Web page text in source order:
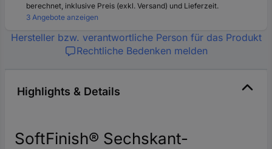
berechnet, inklusive Preis (exkl. Versand) und Lieferzeit.
3 Angebote anzeigen
Hersteller bzw. verantwortliche Person für das Produkt
Rechtliche Bedenken melden
Highlights & Details
SoftFinish® Sechskant-